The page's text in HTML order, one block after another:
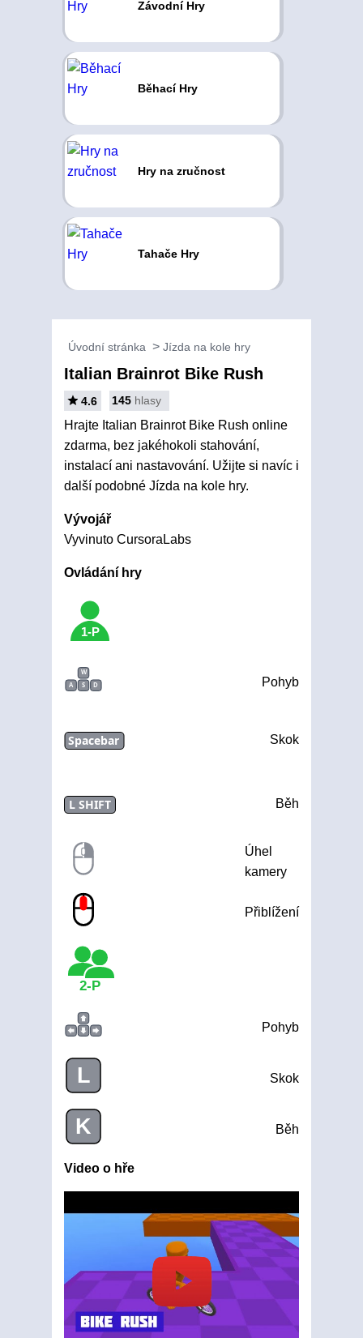
Závodní Hry
Běhací Hry
Hry na zručnost
Tahače Hry
Úvodní stránka Jízda na kole hry
Italian Brainrot Bike Rush
4.6 145 hlasy
Hrajte Italian Brainrot Bike Rush online
zdarma, bez jakéhokoli stahování,
instalací ani nastavování. Užijte si navíc i
další podobné Jízda na kole hry.
Vývojář
Vyvinuto CursoraLabs
Ovládání hry
1-P
W
A
S D Pohyb
Spacebar Skok
L SHIFT Běh
Úhel
kamery
Přiblížení
2-P
Pohyb
L Skok
K Běh
Video o hře